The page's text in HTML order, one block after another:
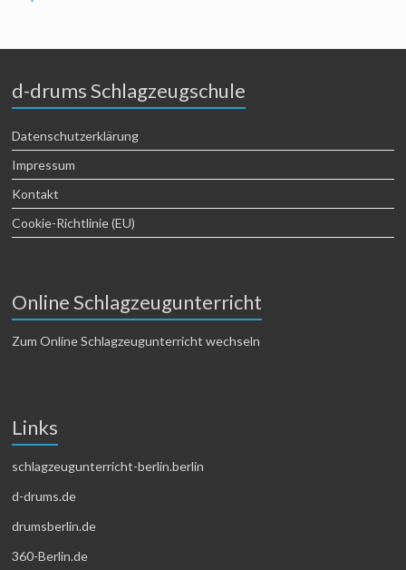
d-drums Schlagzeugschule
Datenschutzerklärung
Impressum
Kontakt
Cookie-Richtlinie (EU)
Online Schlagzeugunterricht
Zum Online Schlagzeugunterricht wechseln
Links
schlagzeugunterricht-berlin.berlin
d-drums.de
drumsberlin.de
360-Berlin.de